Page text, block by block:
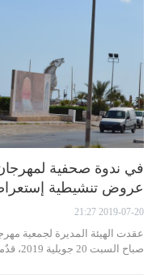
في ندوة صحفية
عروض تنشيطية
2019-07-20 21:27
عقدت الهيئة المديرة لجمعية
صباح السبت 20 جويلية 2019، قدٌمت خلالها…